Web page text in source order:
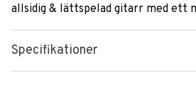
allsidig & lättspelad gitarr med ett
Specifikationer